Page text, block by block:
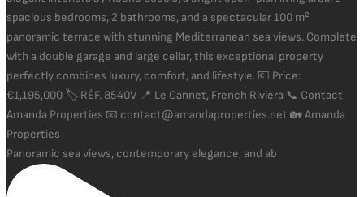
Panoramic sea views, contemporary elegance, and ab